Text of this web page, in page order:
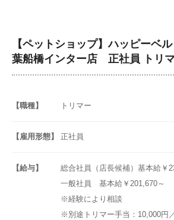
【ペットショップ】ハッピーベ
葉船橋インター店 正社員 トリ
【職種】 トリマー
【雇用形態】 正社員
【給与】
総合社員（店長候補）基本給￥
一般社員 基本給￥201,670～
※経験により相談
※別途トリマー手当：10,000円